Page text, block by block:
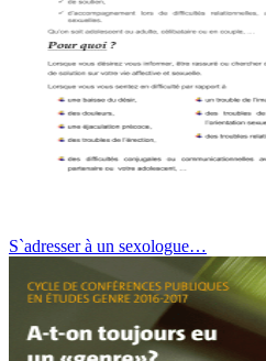
S`adresser à un sexologue…